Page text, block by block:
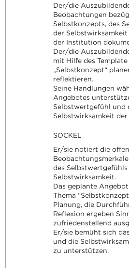
Der/die
Beobachtungen
Selbstkonzepts, des
der
der Institution
Der/die
mit Hilfe des
„Selbstkonzept“
reflektieren.
Seine Handlungen
Angebotes
Selbstwertgefühl und
Selbstwirksamkeit
SOCKEL
Er/sie notiert die
des
Selbstwirksamkeit.
Das geplante
Thema
Planung, die
Reflexion ergeben
zufriedenstellend
Er/sie bemüht sich
und die
zu unterstützen.